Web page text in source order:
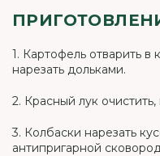
1. Картофель отварить в
нарезать дольками.
2. Красный лук
3. Колбаски нарезать
антипригарной